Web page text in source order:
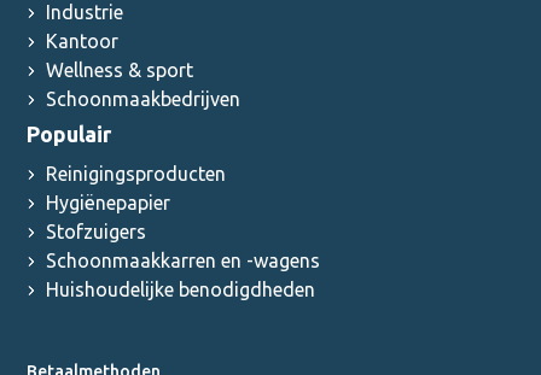
Industrie
Kantoor
Wellness & sport
Schoonmaakbedrijven
Populair
Reinigingsproducten
Hygiënepapier
Stofzuigers
Schoonmaakkarren en -wagens
Huishoudelijke benodigdheden
Betaalmethoden